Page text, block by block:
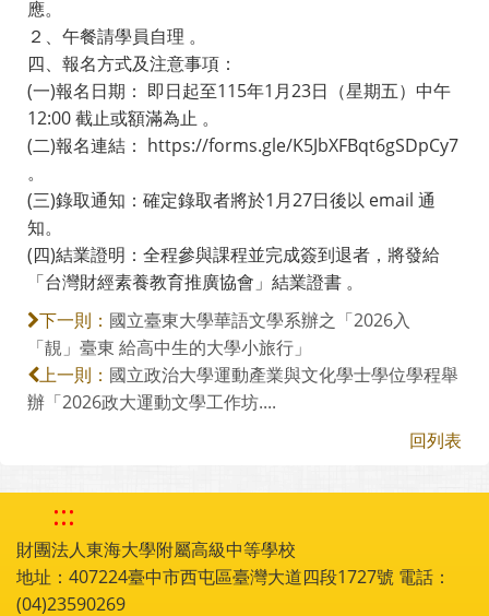
應。
２、午餐請學員自理 。
四、報名方式及注意事項：
(一)報名日期： 即日起至115年1月23日（星期五）中午
12:00 截止或額滿為止 。
(二)報名連結： https://forms.gle/K5JbXFBqt6gSDpCy7
。
(三)錄取通知：確定錄取者將於1月27日後以 email 通
知。
(四)結業證明：全程參與課程並完成簽到退者，將發給
「台灣財經素養教育推廣協會」結業證書 。
下一則： 國立臺東大學華語文學系辦之「2026入
「靚」臺東 給高中生的大學小旅行」
上一則： 國立政治大學運動產業與文化學士學位學程舉
辦「2026政大運動文學工作坊....
回列表
:::
財團法人東海大學附屬高級中等學校
地址：407224臺中市西屯區臺灣大道四段1727號 電話：
(04)23590269